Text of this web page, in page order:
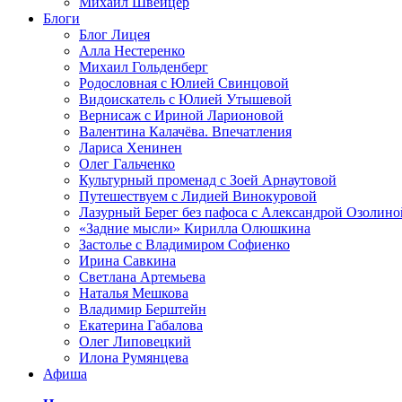
Блоги
Блог Лицея
Алла Нестеренко
Михаил Гольденберг
Родословная с Юлией Свинцовой
Видоискатель с Юлией Утышевой
Вернисаж с Ириной Ларионовой
Валентина Калачёва. Впечатления
Лариса Хенинен
Олег Гальченко
Культурный променад с Зоей Арнаутовой
Путешествуем с Лидией Винокуровой
Лазурный Берег без пафоса с Александрой
«Задние мысли» Кирилла Олюшкина
Застолье с Владимиром Софиенко
Ирина Савкина
Светлана Артемьева
Наталья Мешкова
Владимир Берштейн
Екатерина Габалова
Олег Липовецкий
Илона Румянцева
Афиша